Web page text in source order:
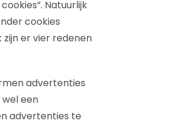
Natuurlijk
cookies
er vier redenen
advertenties
een
advertenties te